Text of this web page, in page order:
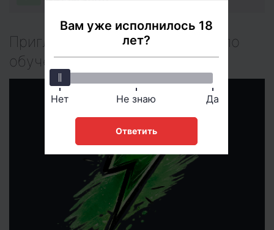
Приглашаем на онлайн курсы по
обучению игре в покер:
Вам уже исполнилось 18
лет?
Нет Не знаю Да
Ответить